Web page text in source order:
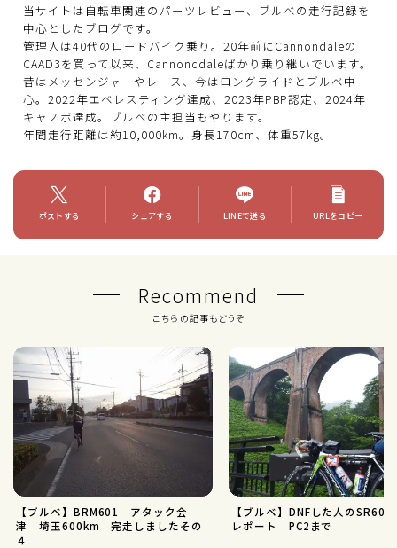
当サイトは自転車関連のパーツレビュー、ブルべの走行記録を
中心としたブログです。
管理人は40代のロードバイク乗り。20年前にCannondaleの
CAAD3を買って以来、Cannoncdaleばかり乗り継いでいます。
昔はメッセンジャーやレース、今はロングライドとブルベ中
心。2022年エベレスティング達成、2023年PBP認定、2024年
キャノボ達成。ブルべの主担当もやります。
年間走行距離は約10,000km。身長170cm、体重57kg。
ポストする シェアする LINEで送る URLをコピー
Recommend
こちらの記事もどうぞ
【ブルベ】BRM601 アタック会
津 埼玉600km 完走しましたその
４
【ブルベ】DNFした人の
レポート PC2まで